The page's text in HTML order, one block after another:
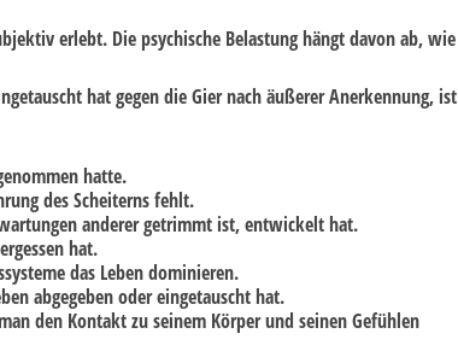
erlebt. Die psychische Belastung hängt davon ab, wie
hat gegen die Gier nach äußerer Anerkennung, ist
hatte.
des Scheiterns fehlt.
anderer getrimmt ist, entwickelt hat.
hat.
das Leben dominieren.
abgegeben oder eingetauscht hat.
den Kontakt zu seinem Körper und seinen Gefühlen